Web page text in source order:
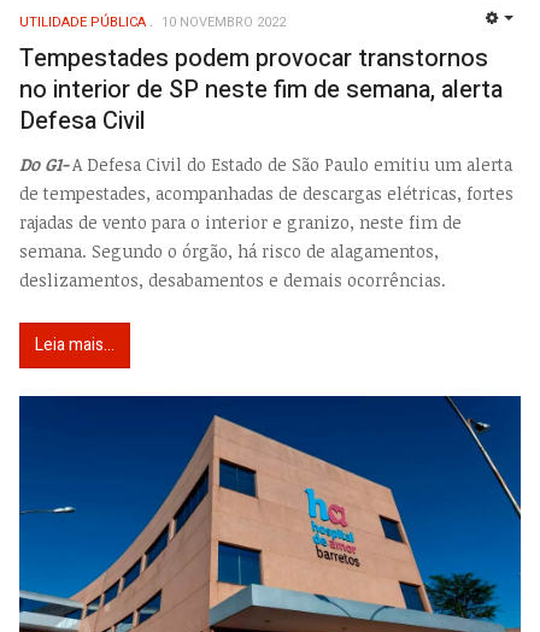
UTILIDADE PÚBLICA 10 NOVEMBRO 2022
Tempestades podem provocar transtornos
no interior de SP neste fim de semana, alerta
Defesa Civil
Do G1-A Defesa Civil do Estado de São Paulo emitiu um alerta
de tempestades, acompanhadas de descargas elétricas, fortes
rajadas de vento para o interior e granizo, neste fim de
semana. Segundo o órgão, há risco de alagamentos,
deslizamentos, desabamentos e demais ocorrências.
Leia mais...